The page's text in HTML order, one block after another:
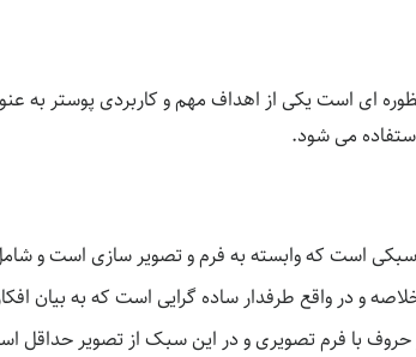
ای است یکی از اهداف مهم و کاربردی پوستر به
می شود.
است که وابسته به فرم و تصویر سازی است و
و در واقع طرفدار ساده گرایی است که به بیان
از حروف با فرم تصویری و در این سبک از تصویر